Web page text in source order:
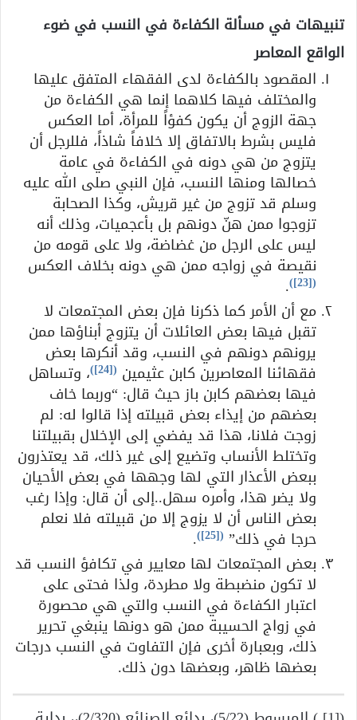
تنبيهات في مسألة الكفاءة في النسب في ضوء
الواقع المعاصر
المقصود بالكفاءة لدى الفقهاء المتفق عليها
والمختلف فيها كلاهما إنما هي الكفاءة من
جهة الزوج أن يكون كفؤاً للمرأة، أما العكس
فليس بشرط بالاتفاق إلا خلافاً شاذاً، فللرجل أن
يتزوج من هي دونه في الكفاءة في عامة
خصالها ومنها النسب، فإن النبي صلى الله عليه
وسلم قد تزوج من غير قريش، وكذا الصحابة
تزوجوا ممن هنّ دونهم بل بأعجميات، وذلك أنه
ليس على الرجل من غضاضة، ولا على قومه من
نقيصة في زواجه ممن هي دونه بخلاف العكس
(
[23]
)
.
مع أن الأمر كما ذكرنا فإن بعض المجتمعات لا
تقبل فيها بعض العائلات أن يتزوج أبناؤها ممن
يرونهم دونهم في النسب، وقد أنكرها بعض
فقهائنا المعاصرين كابن عثيمين (
[24]
)، وتساهل
فيها بعضهم كابن باز حيث قال: “وربما خاف
بعضهم من إيذاء بعض قبيلته إذا قالوا له: لم
زوجت فلانا، هذا قد يفضي إلى الإخلال بقبيلتنا
وتختلط الأنساب وتضيع إلى غير ذلك، قد يعتذرون
ببعض الأعذار التي لها وجهها في بعض الأحيان
ولا يضر هذا، وأمره سهل..إلى أن قال: وإذا رغب
بعض الناس أن لا يزوج إلا من قبيلته فلا نعلم
حرجا في ذلك” (
[25]
)
.
بعض المجتمعات لها معايير في تكافؤ النسب قد
لا تكون منضبطة ولا مطردة، ولذا فحتى على
اعتبار الكفاءة في النسب والتي هي محصورة
في زواج الحسيبة ممن هو دونها ينبغي تحرير
ذلك، وبعبارة أخرى فإن التفاوت في النسب درجات
بعضها ظاهر، وبعضها دون ذلك.